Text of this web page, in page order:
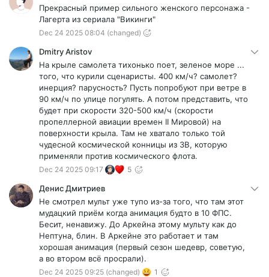
Прекрасный пример сильного женского персонажа -
Лагерта из сериала "Викинги"
Dec 24 2025 08:04 (changed)
Dmitry Aristov
На крыле самолета тихонько поет, зеленое море ...
того, что курили сценаристы. 400 км/ч? самолет?
инерция? парусность? Пусть попробуют при ветре в
90 км/ч по улице погулять. А потом представить, что
будет при скорости 320-500 км/ч (скорости
пропеллерной авиации времен II Мировой) на
поверхности крыла. Там не хватало только той
чудесной космической конницы из ЗВ, которую
применяли против космического флота.
Dec 24 2025 09:17 5
Денис Дмитриев
Не смотрел мульт уже тупо из-за того, что там этот
мудацкий приём когда анимация будто в 10 ФПС.
Бесит, ненавижу. До Аркейна этому мульту как до
Нептуна, блин. В Аркейне это работает и там
хорошая анимация (первый сезон шедевр, советую,
а во втором всё просрали).
Dec 24 2025 09:25 (changed) 1